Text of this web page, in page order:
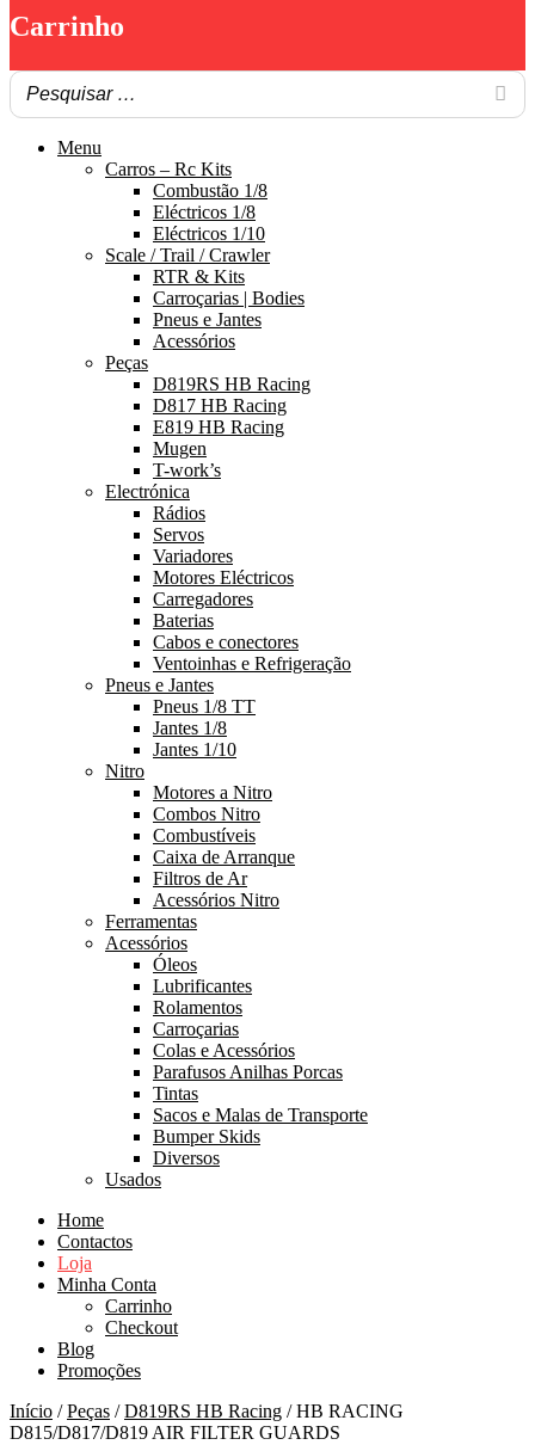
Carrinho
Menu
Carros – Rc Kits
Combustão 1/8
Eléctricos 1/8
Eléctricos 1/10
Scale / Trail / Crawler
RTR & Kits
Carroçarias | Bodies
Pneus e Jantes
Acessórios
Peças
D819RS HB Racing
D817 HB Racing
E819 HB Racing
Mugen
T-work’s
Electrónica
Rádios
Servos
Variadores
Motores Eléctricos
Carregadores
Baterias
Cabos e conectores
Ventoinhas e Refrigeração
Pneus e Jantes
Pneus 1/8 TT
Jantes 1/8
Jantes 1/10
Nitro
Motores a Nitro
Combos Nitro
Combustíveis
Caixa de Arranque
Filtros de Ar
Acessórios Nitro
Ferramentas
Acessórios
Óleos
Lubrificantes
Rolamentos
Carroçarias
Colas e Acessórios
Parafusos Anilhas Porcas
Tintas
Sacos e Malas de Transporte
Bumper Skids
Diversos
Usados
Home
Contactos
Loja
Minha Conta
Carrinho
Checkout
Blog
Promoções
Início /Peças /D819RS HB Racing / HB RACING
D815/D817/D819 AIR FILTER GUARDS